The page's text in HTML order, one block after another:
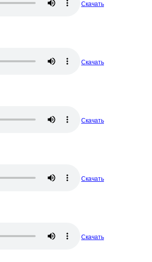
Скачать
Скачать
Скачать
Скачать
Скачать